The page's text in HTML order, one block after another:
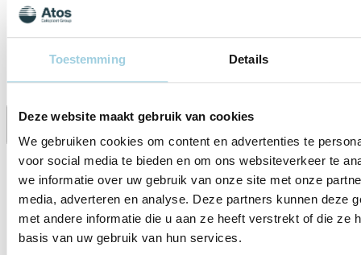
Toestemming Details
Deze website maakt gebruik van cookies
We gebruiken cookies om content en advertenties te
voor social media te bieden en om ons websiteverkeer te
we informatie over uw gebruik van onze site met onze
media, adverteren en analyse. Deze partners kunnen deze
met andere informatie die u aan ze heeft verstrekt of die ze
basis van uw gebruik van hun services.
Voor meer informatie over het reinigingsprotocol dat wij u
adviseren te volgen ga naar:
Tracheacanule
Specificaties
Delen Bewaren